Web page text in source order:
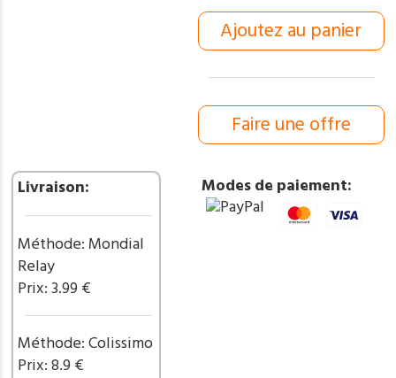
avec
gravure
et
possibilité
de
rajouté
un
prénom
ref
CF13
Ajoutez au panier
Faire une offre
Livraison:
Méthode: Mondial
Relay
Prix: 3.99 €
Méthode: Colissimo
Prix: 8.9 €
Modes de paiement: